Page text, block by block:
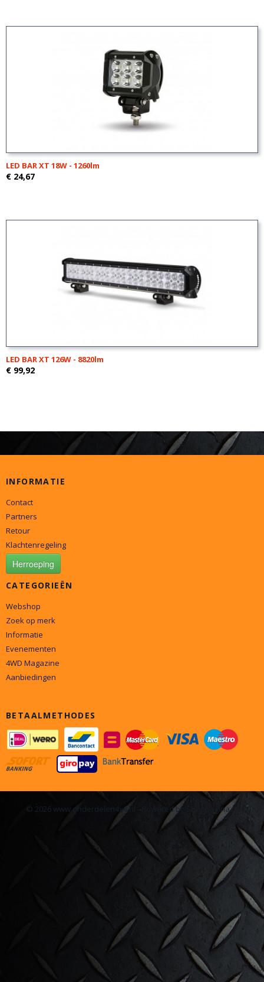
LED BAR XT 18W - 1260lm
€ 24,67
LED BAR XT 126W - 8820lm
€ 99,92
INFORMATIE
Contact
Partners
Retour
Klachtenregeling
Herroeping
CATEGORIEËN
Webshop
Zoek op merk
Informatie
Evenementen
4WD Magazine
Aanbiedingen
BETAALMETHODES
© 2026 www.onderdelen4x4.nl - Powered by Shoppagina.nl